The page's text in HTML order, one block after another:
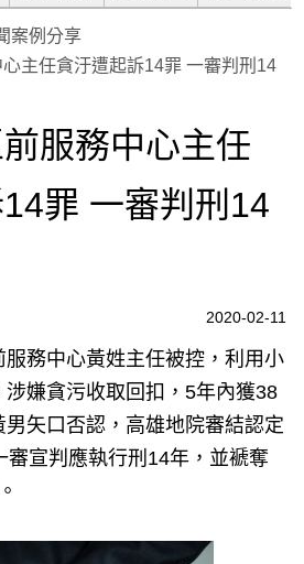
案例分享
主任貪汙遭起訴14罪 一審判刑14
服務中心主任
罪 一審判刑14
2020-02-11
務中心黃姓主任被控，利用小
嫌貪污收取回扣，5年內獲38
矢口否認，高雄地院審結認定
審宣判應執行刑14年，並褫奪